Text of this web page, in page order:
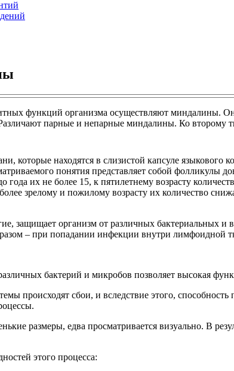
функций организма осуществляют миндалины.
парные и непарные миндалины. Ко второму
которые находятся в слизистой капсуле
понятия представляет собой фолликулы
их не более 15, к пятилетнему возрасту
зрелому и пожилому возрасту их количество
защищает организм от различных бактериальных
– при попадании инфекции внутри лимфоидной
бактерий и микробов позволяет высокая
происходят сбои, и вследствие этого,
размеры, едва просматривается визуально. В
этого процесса: